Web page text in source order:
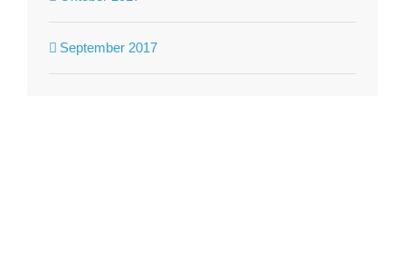
September 2017